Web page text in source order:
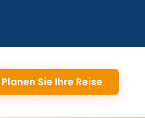
Planen Sie Ihre Reise